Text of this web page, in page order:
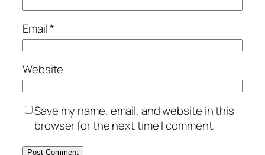
Email*
Website
Save my name, email, and website in this
browser for the next time I comment.